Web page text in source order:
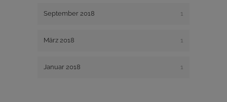
September 2018 1
März 2018 1
Januar 2018 1